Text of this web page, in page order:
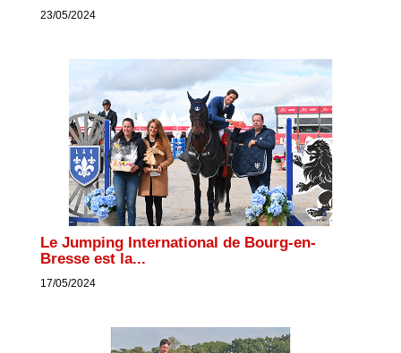
23/05/2024
Le Jumping International de Bourg-en-
Bresse est la...
17/05/2024